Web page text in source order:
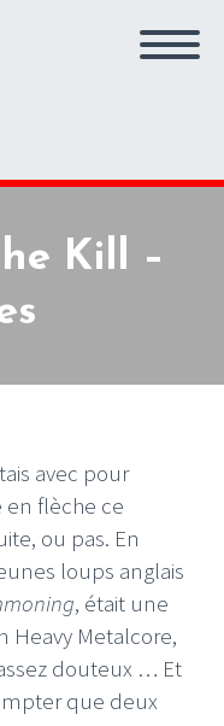
Kill –
avec pour
flèche ce
ou pas. En
loups anglais
, était une
Heavy Metalcore,
douteux … Et
que deux